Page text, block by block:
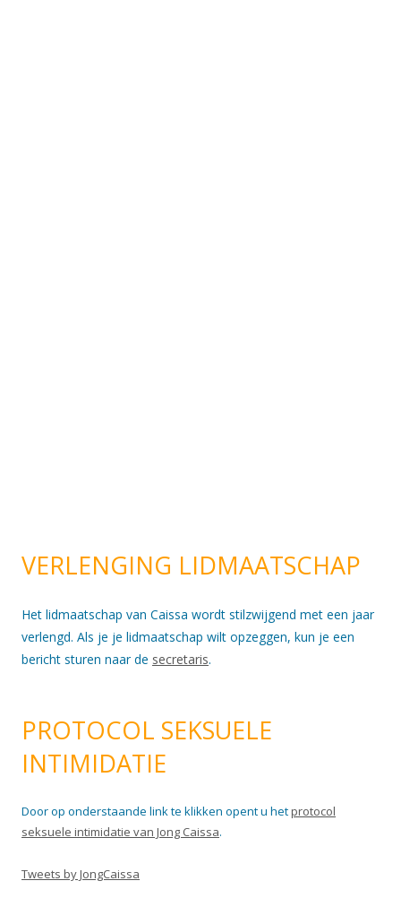
VERLENGING LIDMAATSCHAP
Het lidmaatschap van Caissa wordt stilzwijgend met een jaar
verlengd. Als je je lidmaatschap wilt opzeggen, kun je een
bericht sturen naar de secretaris.
PROTOCOL SEKSUELE
INTIMIDATIE
Door op onderstaande link te klikken opent u hetprotocol
seksuele intimidatie van Jong Caissa.
Tweets by JongCaissa